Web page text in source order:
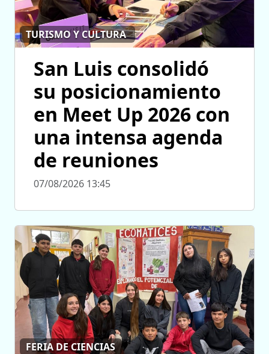
TURISMO Y CULTURA
San Luis consolidó
su posicionamiento
en Meet Up 2026 con
una intensa agenda
de reuniones
07/08/2026 13:45
FERIA DE CIENCIAS